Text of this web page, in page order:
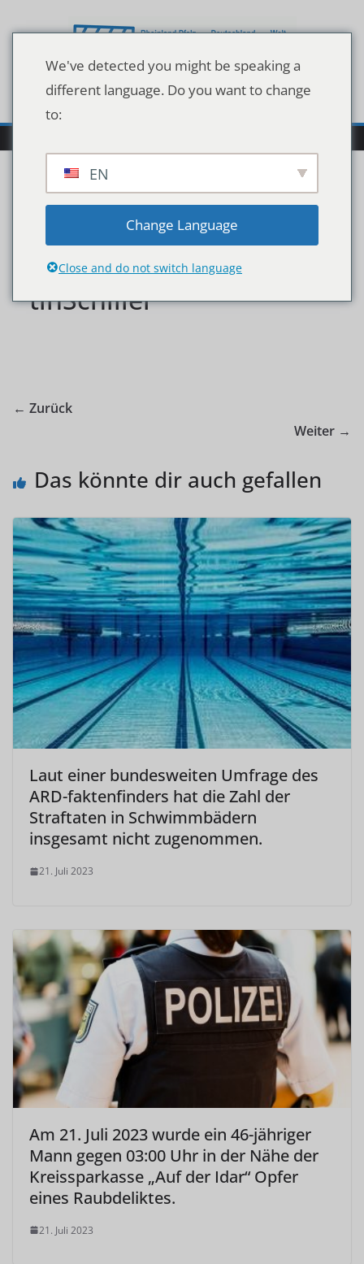
Inhalt
2020-01-
212520Antje_Boe7E_Mar
tinSchiller
← Zurück
Weiter →
Das könnte dir auch gefallen
Laut einer bundesweiten Umfrage des
ARD-faktenfinders hat die Zahl der
Straftaten in Schwimmbädern
insgesamt nicht zugenommen.
21. Juli 2023
Am 21. Juli 2023 wurde ein 46-jähriger
Mann gegen 03:00 Uhr in der Nähe der
Kreissparkasse „Auf der Idar“ Opfer
eines Raubdeliktes.
21. Juli 2023
We've detected you might be speaking a
different language. Do you want to change
to:
EN
Change Language
Close and do not switch language